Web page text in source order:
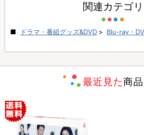
関連カテゴリ
ドラマ・番組グッズ&DVD > Blu-ray・
最近見た商品